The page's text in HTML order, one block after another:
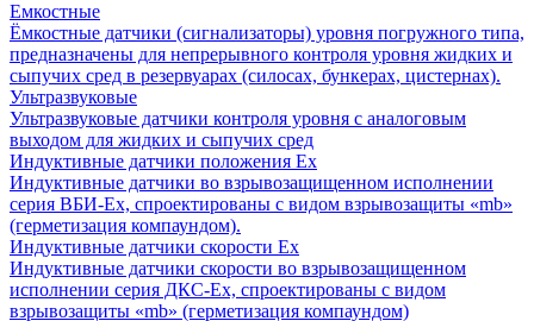
Емкостные
Ёмкостные датчики (сигнализаторы) уровня погружного типа,
предназначены для непрерывного контроля уровня жидких и
сыпучих сред в резервуарах (силосах, бункерах, цистернах).
Ультразвуковые
Ультразвуковые датчики контроля уровня с аналоговым
выходом для жидких и сыпучих сред
Индуктивные датчики положения Ех
Индуктивные датчики во взрывозащищенном исполнении
серия ВБИ-Ех, спроектированы с видом взрывозащиты «mb»
(герметизация компаундом).
Индуктивные датчики скорости Ех
Индуктивные датчики скорости во взрывозащищенном
исполнении серия ДКС-Ех, спроектированы с видом
взрывозащиты «mb» (герметизация компаундом)